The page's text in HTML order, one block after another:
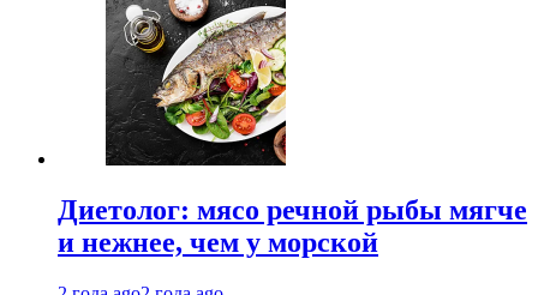
Диетолог: мясо речной рыбы мягче
и нежнее, чем у морской